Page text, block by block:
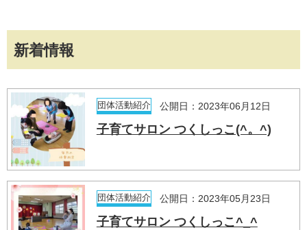
新着情報
団体活動紹介 公開日：2023年06月12日
子育てサロン つくしっこ(^。^)
団体活動紹介 公開日：2023年05月23日
子育てサロン つくしっこ^_^